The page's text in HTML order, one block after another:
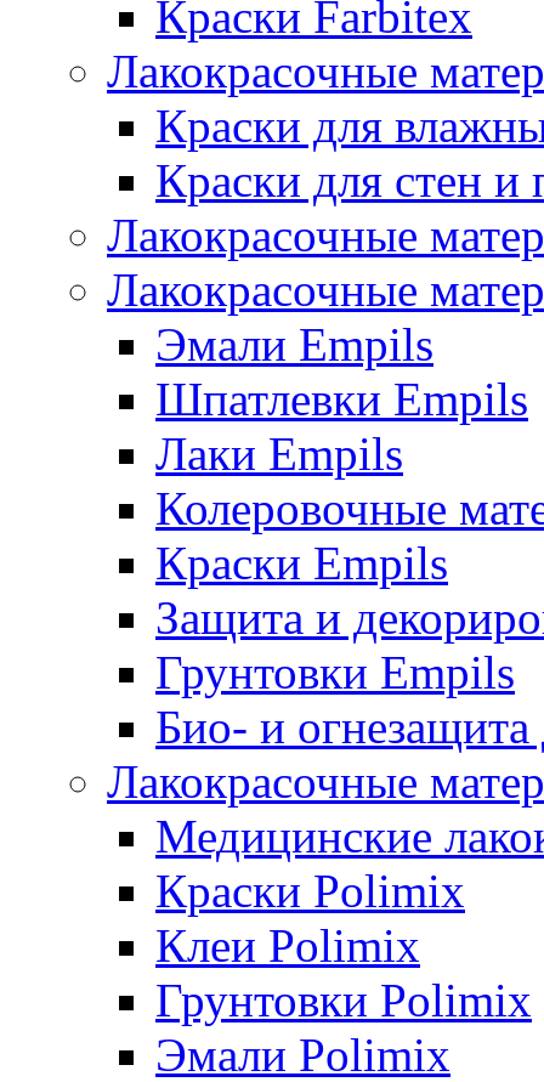
Краски Farbitex
Лакокрасочные
Краски для
Краски для стен и
Лакокрасочные
Лакокрасочные
Эмали Empils
Шпатлевки Empils
Лаки Empils
Колеровочные
Краски Empils
Защита и
Грунтовки Empils
Био- и
Лакокрасочные
Медицинские
Краски Polimix
Клеи Polimix
Грунтовки Polimix
Эмали Polimix